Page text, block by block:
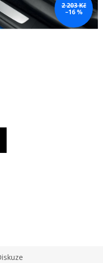
2 203 Kč
–16 %